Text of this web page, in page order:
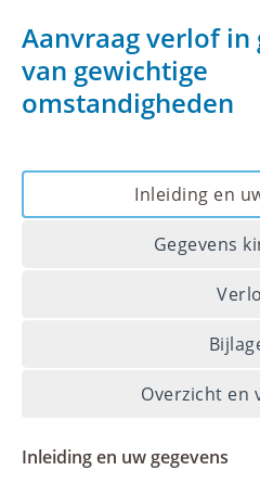
Aanvraag verlof in
van gewichtige
omstandigheden
Inleiding en
Gegevens
Overzicht en
Inleiding en uw gegevens